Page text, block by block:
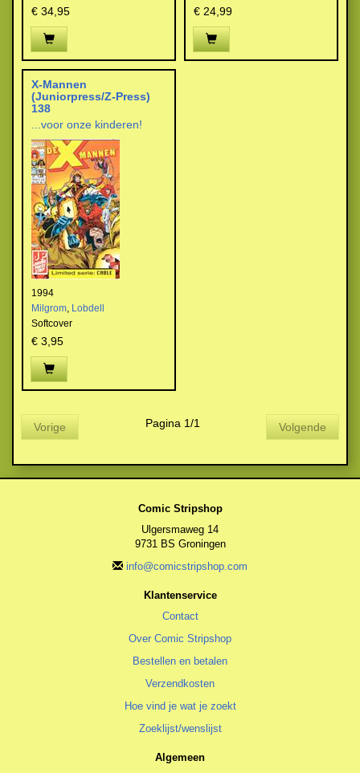
€ 34,95 € 24,99
X-Mannen
(Juniorpress/Z-Press)
138
...voor onze kinderen!
1994
Milgrom, Lobdell
Softcover
€ 3,95
Vorige Pagina 1/1 Volgende
Comic Stripshop
Ulgersmaweg 14
9731 BS Groningen
info@comicstripshop.com
Klantenservice
Contact
Over Comic Stripshop
Bestellen en betalen
Verzendkosten
Hoe vind je wat je zoekt
Zoeklijst/wenslijst
Algemeen